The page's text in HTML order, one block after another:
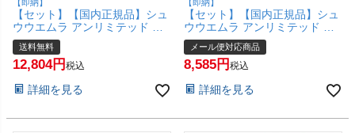
【即納】
【セット】【国内正規品】シュ
ウウエムラ アンリミテッド ブ
ロック：ブースター アドバンス
ト×3個 30ml #アイシーモーヴ
SPF50+ PA+++ 【化粧下地 メ
料無料】(6044959-set3)
送料無料
12,804 税込
詳細を見る
【即納】
【セット】【国内正規品】シュ
ウウエムラ アンリミテッド ブ
ロック：ブースター アドバンス
ト×2個 30ml #アイシーモーヴ
SPF50+ PA+++ 【化粧下地 メ
対応商品】【SBT】 (6044959-
メール便対応商品
8,585 税込
詳細を見る